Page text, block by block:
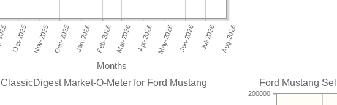
Months
Ford Mustang
200000
ClassicDigest Market-O-Meter for Ford Mustang